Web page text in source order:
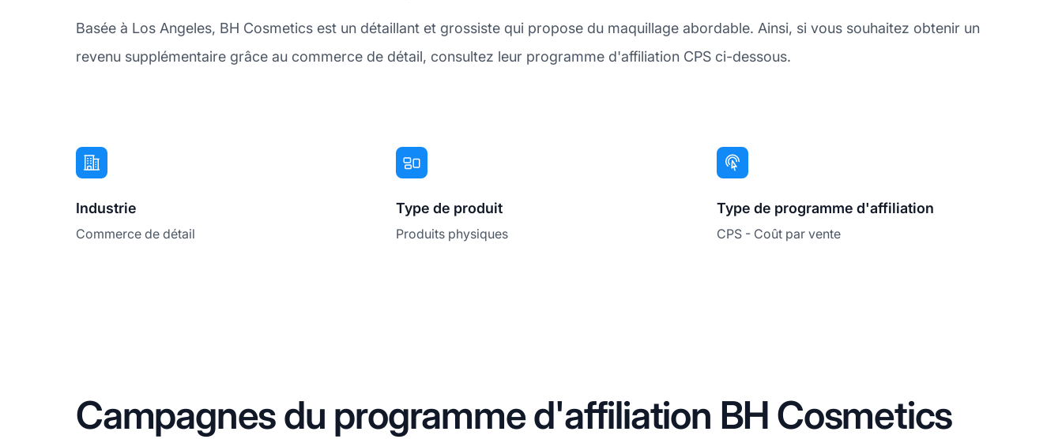
Basée à Los Angeles, BH Cosmetics est un détaillant et grossiste qui propose du maquillage abordable. Ainsi, si vous souhaitez obtenir un
revenu supplémentaire grâce au commerce de détail, consultez leur programme d'affiliation CPS ci-dessous.
Industrie
Commerce de détail
Type de produit
Produits physiques
Type de programme d'affiliation
CPS - Coût par vente
Campagnes du programme d'affiliation BH Cosmetics